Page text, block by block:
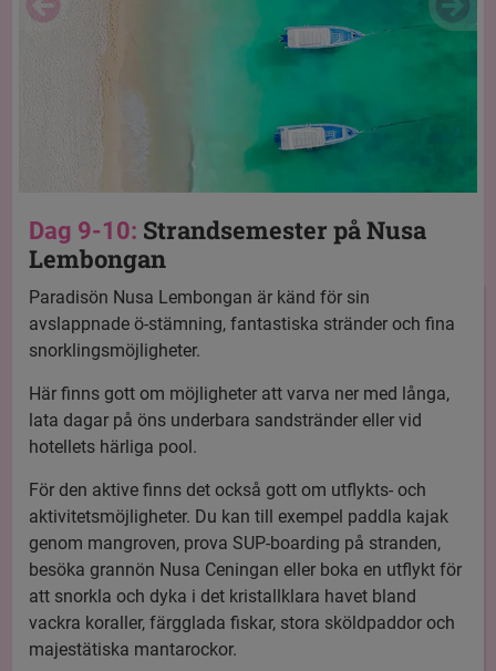
Dag 9-10: Strandsemester på Nusa
Lembongan
Paradisön Nusa Lembongan är känd för sin
avslappnade ö-stämning, fantastiska stränder och fina
snorklingsmöjligheter.
Här finns gott om möjligheter att varva ner med långa,
lata dagar på öns underbara sandstränder eller vid
hotellets härliga pool.
För den aktive finns det också gott om utflykts- och
aktivitetsmöjligheter. Du kan till exempel paddla kajak
genom mangroven, prova SUP-boarding på stranden,
besöka grannön Nusa Ceningan eller boka en utflykt för
att snorkla och dyka i det kristallklara havet bland
vackra koraller, färgglada fiskar, stora sköldpaddor och
majestätiska mantarockor.